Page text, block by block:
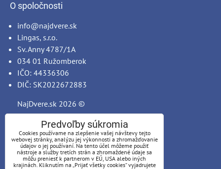
O spoločnosti
info@najdvere.sk
Lingas, s.r.o.
Sv. Anny 4787/1A
034 01 Ružomberok
IČO: 44336306
DIČ: SK2022672883
NajDvere.sk 2026 ©
Predvoľby súkromia
Cookies používame na zlepšenie vašej návštevy tejto
webovej stránky, analýzu jej výkonnosti a zhromažďovanie
údajov o jej používaní. Na tento účel môžeme použiť
nástroje a služby tretích strán a zhromaždené údaje sa
môžu preniesť k partnerom v EÚ, USA alebo iných
krajinách. Kliknutím na „Prijať všetky cookies“ vyjadrujete